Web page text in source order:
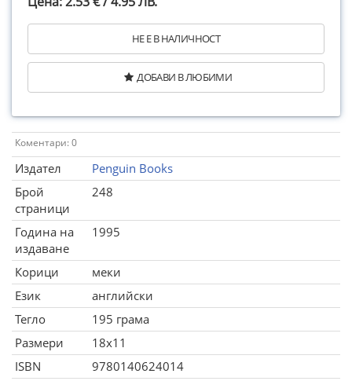
НЕ Е В НАЛИЧНОСТ
ДОБАВИ В ЛЮБИМИ
Коментари: 0
Издател
Penguin Books
Брой
страници
248
Година на
издаване
1995
Корици
меки
Език
английски
Тегло
195 грама
Размери
18x11
ISBN
9780140624014